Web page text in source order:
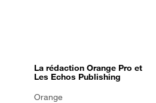
La rédaction Orange Pro et
Les Echos Publishing
Orange